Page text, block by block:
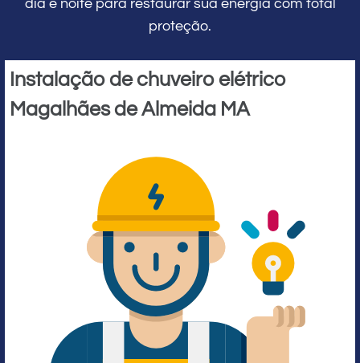
dia e noite para restaurar sua energia com total
proteção.
Instalação de chuveiro elétrico
Magalhães de Almeida MA